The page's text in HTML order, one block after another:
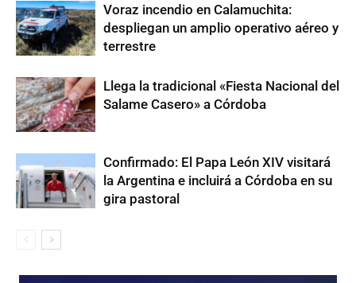
Voraz incendio en Calamuchita:
despliegan un amplio operativo aéreo y
terrestre
Llega la tradicional «Fiesta Nacional del
Salame Casero» a Córdoba
Confirmado: El Papa León XIV visitará
la Argentina e incluirá a Córdoba en su
gira pastoral